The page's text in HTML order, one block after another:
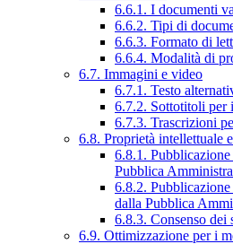
6.6.1. I documenti
6.6.2. Tipi di
6.6.3. Formato di
6.6.4. Modalità di
6.7. Immagini e video
6.7.1. Testo
6.7.2. Sottotitoli per
6.7.3. Trascrizioni
6.8. Proprietà intellettuale
6.8.1.
Pubblica
6.8.2.
dalla Pubblica
6.8.3. Consenso dei
6.9. Ottimizzazione per i